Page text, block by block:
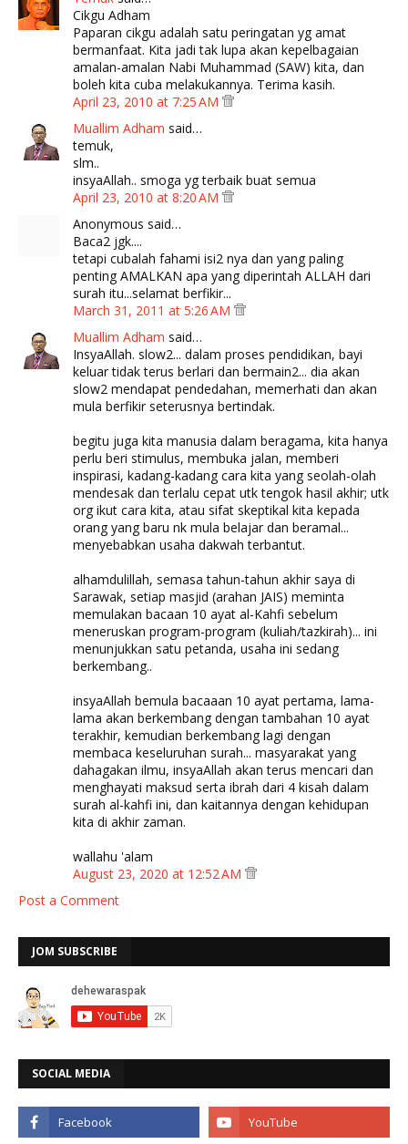
Cikgu Adham
Paparan cikgu adalah satu peringatan yg amat
bermanfaat. Kita jadi tak lupa akan kepelbagaian
amalan-amalan Nabi Muhammad (SAW) kita, dan
boleh kita cuba melakukannya. Terima kasih.
April 23, 2010 at 7:25 AM
Muallim Adham said…
temuk,
slm..
insyaAllah.. smoga yg terbaik buat semua
April 23, 2010 at 8:20 AM
Anonymous said…
Baca2 jgk....
tetapi cubalah fahami isi2 nya dan yang paling
penting AMALKAN apa yang diperintah ALLAH dari
surah itu...selamat berfikir...
March 31, 2011 at 5:26 AM
Muallim Adham said…
InsyaAllah. slow2... dalam proses pendidikan, bayi
keluar tidak terus berlari dan bermain2... dia akan
slow2 mendapat pendedahan, memerhati dan akan
mula berfikir seterusnya bertindak.
begitu juga kita manusia dalam beragama, kita hanya
perlu beri stimulus, membuka jalan, memberi
inspirasi, kadang-kadang cara kita yang seolah-olah
mendesak dan terlalu cepat utk tengok hasil akhir; utk
org ikut cara kita, atau sifat skeptikal kita kepada
orang yang baru nk mula belajar dan beramal...
menyebabkan usaha dakwah terbantut.
alhamdulillah, semasa tahun-tahun akhir saya di
Sarawak, setiap masjid (arahan JAIS) meminta
memulakan bacaan 10 ayat al-Kahfi sebelum
meneruskan program-program (kuliah/tazkirah)... ini
menunjukkan satu petanda, usaha ini sedang
berkembang..
insyaAllah bemula bacaaan 10 ayat pertama, lama-
lama akan berkembang dengan tambahan 10 ayat
terakhir, kemudian berkembang lagi dengan
membaca keseluruhan surah... masyarakat yang
dahagakan ilmu, insyaAllah akan terus mencari dan
menghayati maksud serta ibrah dari 4 kisah dalam
surah al-kahfi ini, dan kaitannya dengan kehidupan
kita di akhir zaman.
wallahu 'alam
August 23, 2020 at 12:52 AM
Post a Comment
JOM SUBSCRIBE
SOCIAL MEDIA